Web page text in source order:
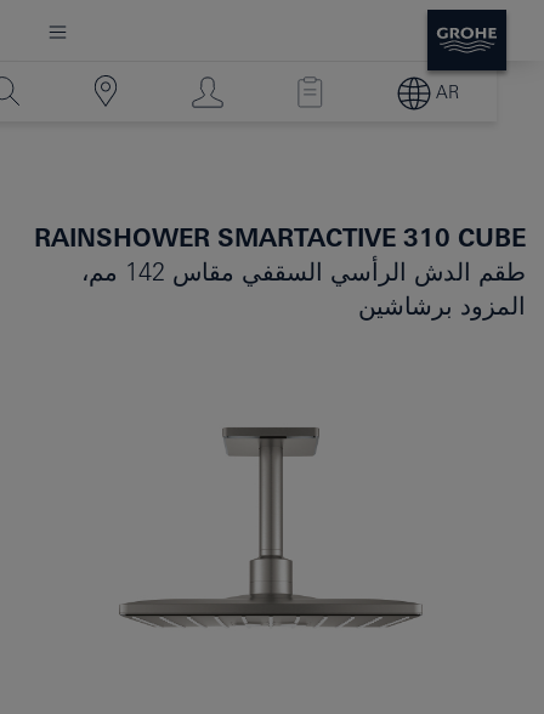
AR
RAINSHOWER SMARTACTIVE 310 CUBE
طقم الدش الرأسي السقفي مقاس 142 مم،
المزود برشاشين